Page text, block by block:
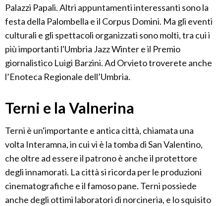
Palazzi Papali. Altri appuntamenti interessanti sono la
festa della Palombella e il Corpus Domini. Ma gli eventi
culturali e gli spettacoli organizzati sono molti, tra cui i
più importanti l'Umbria Jazz Winter e il Premio
giornalistico Luigi Barzini. Ad Orvieto troverete anche
l’Enoteca Regionale dell’Umbria.
Terni e la Valnerina
Terni è un'importante e antica città, chiamata una
volta Interamna, in cui vi è la tomba di San Valentino,
che oltre ad essere il patrono è anche il protettore
degli innamorati. La città si ricorda per le produzioni
cinematografiche e il famoso pane. Terni possiede
anche degli ottimi laboratori di norcineria, e lo squisito